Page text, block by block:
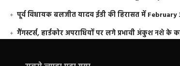
पूर्व विधायक बलजीत यादव ईडी की हिरासत में February
गैंगस्टर्स, हार्डकोर अपराधियों पर लगे प्रभावी अंकुश नशे के